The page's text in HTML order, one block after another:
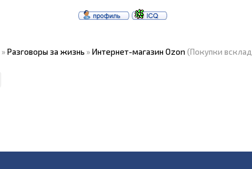
»Разговоры за жизнь »Интернет-магазин Ozon (Покупки